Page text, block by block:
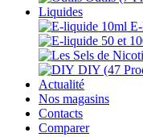
Liquides
DIY (47
Actualité
Nos magasins
Contacts
Comparer